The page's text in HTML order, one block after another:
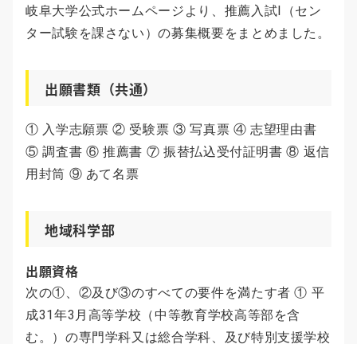
岐阜大学公式ホームページより、推薦入試Ⅰ（セン
ター試験を課さない）の募集概要をまとめました。
出願書類（共通）
① 入学志願票 ② 受験票 ③ 写真票 ④ 志望理由書
⑤ 調査書 ⑥ 推薦書 ⑦ 振替払込受付証明書 ⑧ 返信
用封筒 ⑨ あて名票
地域科学部
出願資格
次の①、②及び③のすべての要件を満たす者 ① 平
成31年3月高等学校（中等教育学校高等部を含
む。）の専門学科又は総合学科、及び特別支援学校